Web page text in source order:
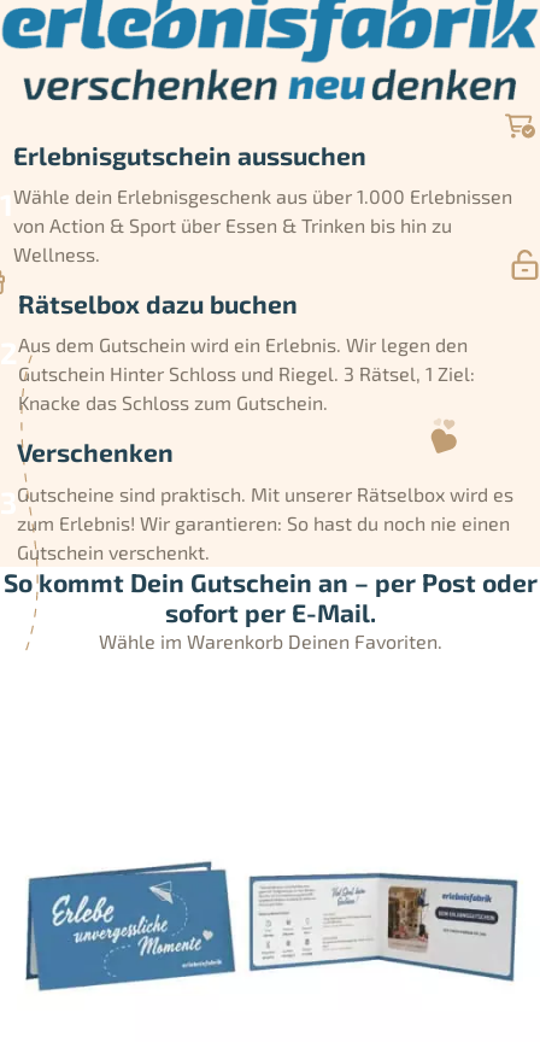
Erlebnisgutschein aussuchen
Wähle dein Erlebnisgeschenk aus über 1.000 Erlebnissen
von Action & Sport über Essen & Trinken bis hin zu
Wellness.
Rätselbox dazu buchen
Aus dem Gutschein wird ein Erlebnis. Wir legen den
Gutschein Hinter Schloss und Riegel. 3 Rätsel, 1 Ziel:
Knacke das Schloss zum Gutschein.
Verschenken
Gutscheine sind praktisch. Mit unserer Rätselbox wird es
zum Erlebnis! Wir garantieren: So hast du noch nie einen
Gutschein verschenkt.
So kommt Dein Gutschein an – per Post oder
sofort per E-Mail.
Wähle im Warenkorb Deinen Favoriten.